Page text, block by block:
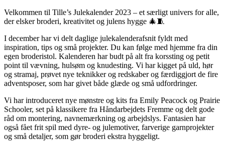
Velkommen til Tille’s Julekalender 2023 – et særligt univers for alle,
der elsker broderi, kreativitet og julens hygge 🎄🧵
I december har vi delt daglige julekalenderafsnit fyldt med
inspiration, tips og små projekter. Du kan følge med hjemme fra din
egen broderistol. Kalenderen har budt på alt fra korssting og petit
point til vævning, hulsøm og knudesting. Vi har kigget på uld, hør
og stramaj, prøvet nye teknikker og redskaber og færdiggjort de fire
adventsposer, som har givet både glæde og små udfordringer.
Vi har introduceret nye mønstre og kits fra Emily Peacock og Prairie
Schooler, set på klassikere fra Håndarbejdets Fremme og delt gode
råd om montering, navnemærkning og arbejdslys. Fantasien har
også fået frit spil med dyre- og julemotiver, farverige garnprojekter
og små detaljer, som gør broderi ekstra hyggeligt.